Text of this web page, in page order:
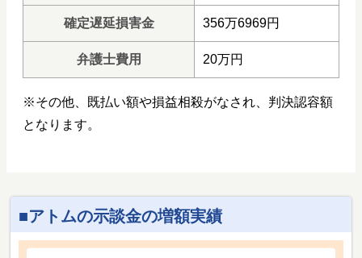
確定遅延損害金 356万6969円
弁護士費用 20万円
※その他、既払い額や損益相殺がなされ、判決認容額
となります。
アトムの示談金の増額実績